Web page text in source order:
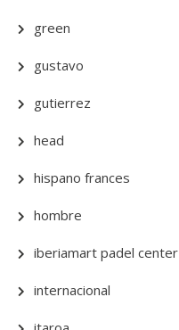
green
gustavo
gutierrez
head
hispano frances
hombre
iberiamart padel center
internacional